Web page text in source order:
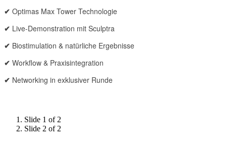
✔ Optimas Max Tower Technologie
✔ Live-Demonstration mit Sculptra
✔ Biostimulation & natürliche Ergebnisse
✔ Workflow & Praxisintegration
✔ Networking in exklusiver Runde
Slide 1 of 2
Slide 2 of 2